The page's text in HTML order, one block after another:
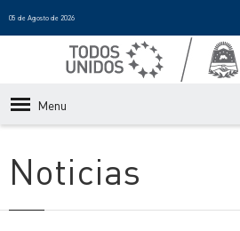
05 de Agosto de 2026
Menu
Noticias